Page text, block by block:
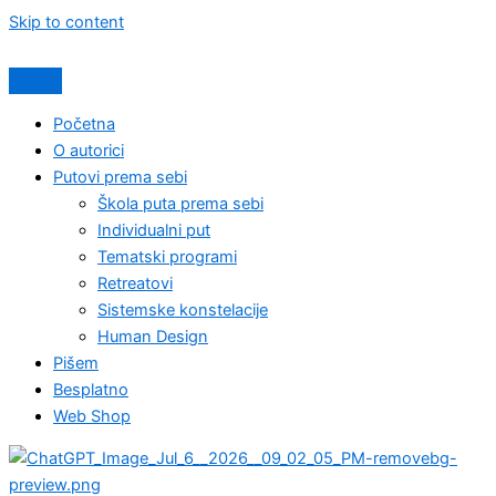
Skip to content
Početna
O autorici
Putovi prema sebi
Škola puta prema sebi
Individualni put
Tematski programi
Retreatovi
Sistemske konstelacije
Human Design
Pišem
Besplatno
Web Shop